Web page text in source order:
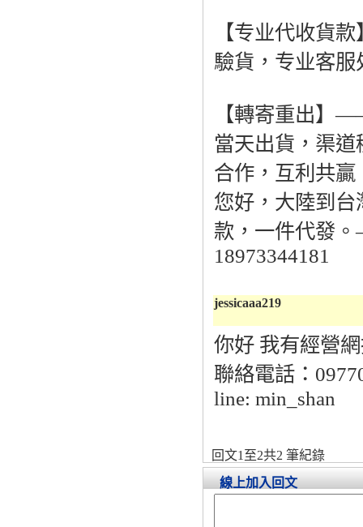
【专业代收貨
驗貨，专业客服
【轉寄重出】
當天出貨，渠
合作，互利共贏
您好，大陸到
款，一件代發
18973344181
jessicaaa219
你好 我有經營
聯絡電話：
line: min_shan
回文1至2共2 筆紀錄
線上加入回文